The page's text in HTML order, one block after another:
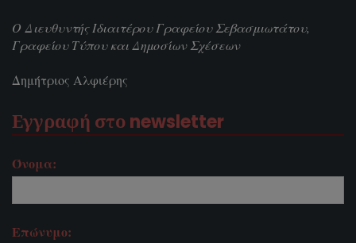
Ο Διευθυντής Ιδιαιτέρου Γραφείου Σεβασμιωτάτου,
Γραφείου Τύπου και Δημοσίων Σχέσεων
Δημήτριος Αλφιέρης
Εγγραφή στο newsletter
Όνομα:
Επώνυμο: